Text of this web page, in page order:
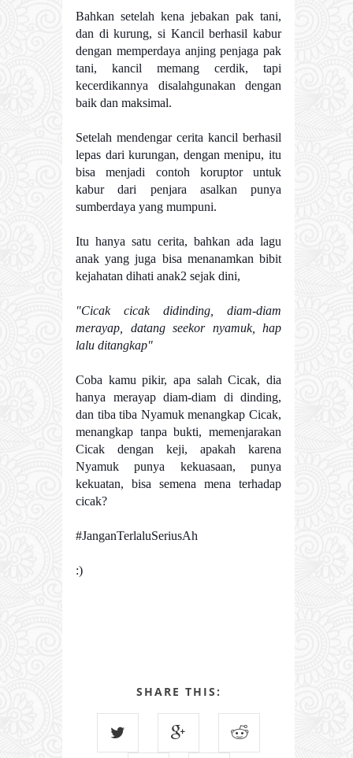
Bahkan setelah kena jebakan pak tani,
dan di kurung, si Kancil berhasil kabur
dengan memperdaya anjing penjaga pak
tani, kancil memang cerdik, tapi
kecerdikannya disalahgunakan dengan
baik dan maksimal.
Setelah mendengar cerita kancil berhasil
lepas dari kurungan, dengan menipu, itu
bisa menjadi contoh koruptor untuk
kabur dari penjara asalkan punya
sumberdaya yang mumpuni.
Itu hanya satu cerita, bahkan ada lagu
anak yang juga bisa menanamkan bibit
kejahatan dihati anak2 sejak dini,
"Cicak cicak didinding, diam-diam
merayap, datang seekor nyamuk, hap
lalu ditangkap"
Coba kamu pikir, apa salah Cicak, dia
hanya merayap diam-diam di dinding,
dan tiba tiba Nyamuk menangkap Cicak,
menangkap tanpa bukti, memenjarakan
Cicak dengan keji, apakah karena
Nyamuk punya kekuasaan, punya
kekuatan, bisa semena mena terhadap
cicak?
#JanganTerlaluSeriusAh
:)
SHARE THIS: